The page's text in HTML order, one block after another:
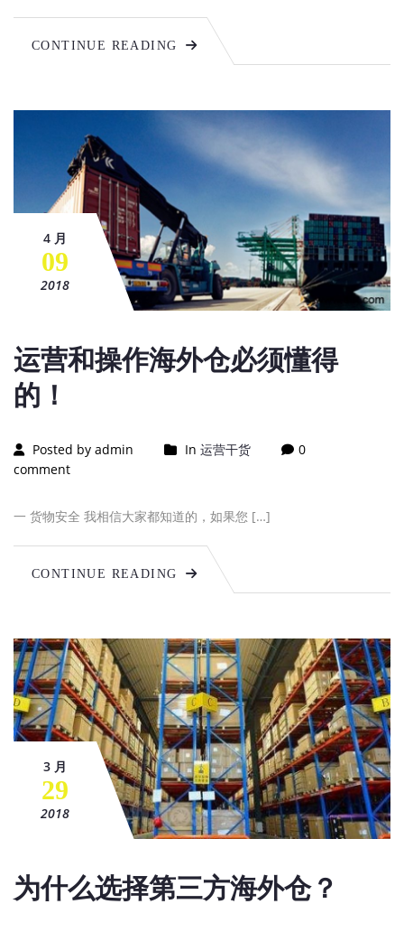
CONTINUE READING
4 月
09
2018
运营和操作海外仓必须懂得
的！
Posted by admin In 运营干货
0
comment
一 货物安全 我相信大家都知道的，如果您 […]
CONTINUE READING
3 月
29
2018
为什么选择第三方海外仓？